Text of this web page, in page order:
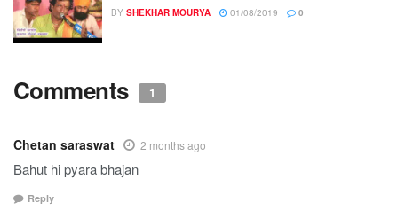
BY SHEKHAR MOURYA 01/08/2019 0
Comments 1
Chetan saraswat 2 months ago
Bahut hi pyara bhajan
Reply